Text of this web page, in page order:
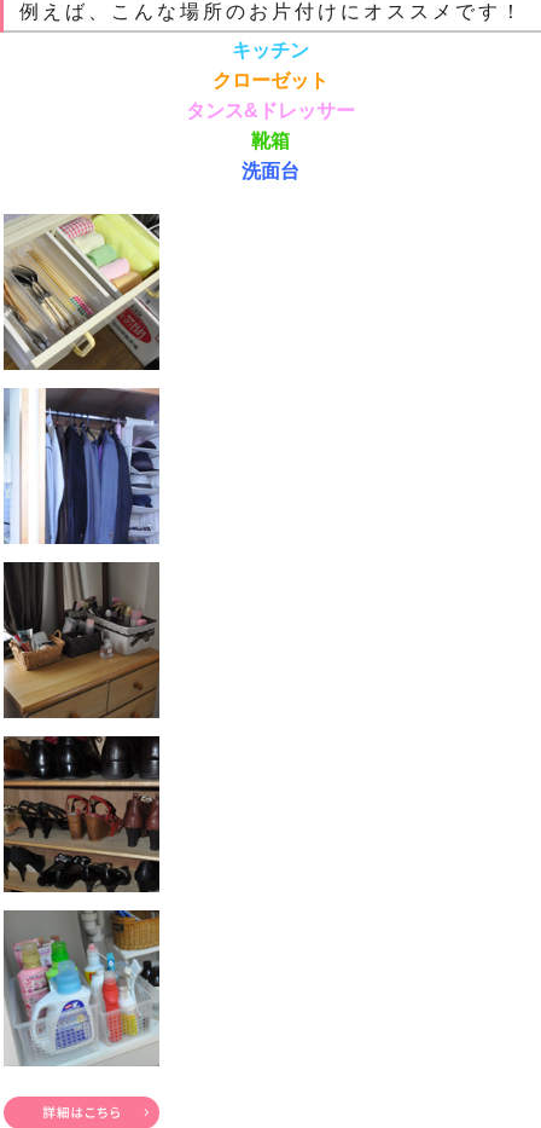
例えば、こんな場所のお片付けにオススメです！
キッチン
クローゼット
タンス&ドレッサー
靴箱
洗面台